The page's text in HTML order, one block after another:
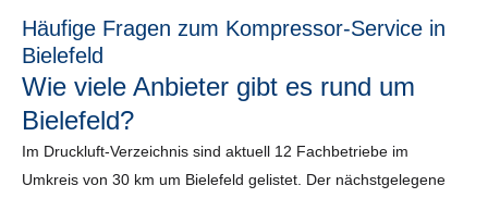
Häufige Fragen zum Kompressor-Service in
Bielefeld
Wie viele Anbieter gibt es rund um
Bielefeld?
Im Druckluft-Verzeichnis sind aktuell 12 Fachbetriebe im
Umkreis von 30 km um Bielefeld gelistet. Der nächstgelegene